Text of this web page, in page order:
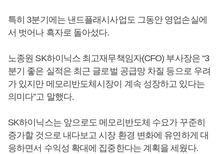
특히 3분기에는 낸드플래시사업도 그동안 영업손실에
서 벗어나 흑자로 돌아섰다.
노종원 SK하이닉스 최고재무책임자(CFO) 부사장은 “3
분기 좋은 실적은 최근 글로벌 공급망 차질 등으로 우려
가 있지만 메모리반도체시장이 계속 성장하고 있다는
의미다”고 말했다.
SK하이닉스는 앞으로도 메모리반도체 수요가 꾸준히
증가할 것으로 내다보고 시장 환경 변화에 유연하게 대
응하면서 수익성 확대에 집중한다는 계획을 세웠다.